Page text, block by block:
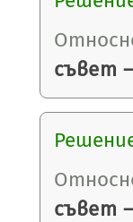
съвет
съвет